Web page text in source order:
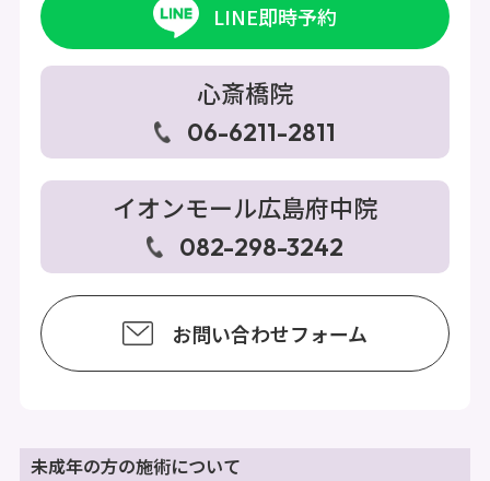
LINE即時予約
心斎橋院
06-6211-2811
イオンモール広島府中院
082-298-3242
お問い合わせフォーム
未成年の方の施術について